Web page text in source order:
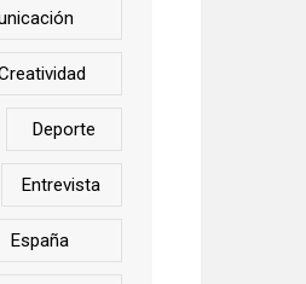
Deporte
Entrevista
España